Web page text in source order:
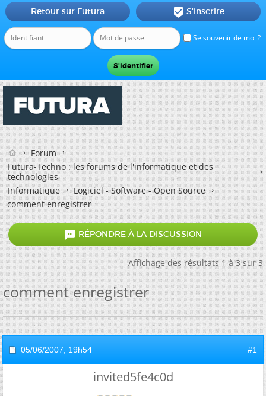
Se souvenir de moi ?
Retour sur Futura  S'inscrire
Forum
Futura-Techno : les forums de l'informatique et des
technologies
Informatique
Logiciel - Software - Open Source
comment enregistrer
 RÉPONDRE À LA DISCUSSION
Affichage des résultats 1 à 3 sur 3
comment enregistrer
05/06/2007, 19h54 #1
invited5fe4c0d